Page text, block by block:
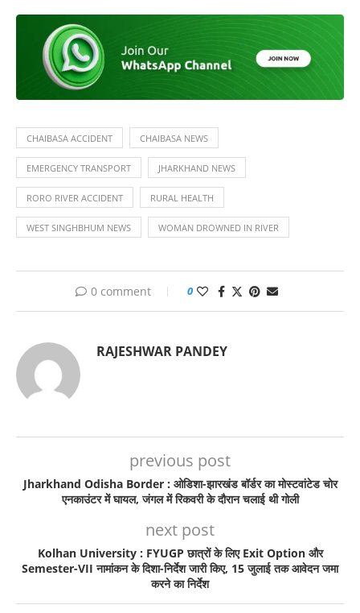
CHAIBASA ACCIDENT CHAIBASA NEWS
EMERGENCY TRANSPORT JHARKHAND NEWS
RORO RIVER ACCIDENT RURAL HEALTH
WEST SINGHBHUM NEWS WOMAN DROWNED IN RIVER
0 comment 0
RAJESHWAR PANDEY
previous post
Jharkhand Odisha Border : ओडिशा-झारखंड बॉर्डर का मोस्टवांटेड चोर
एनकाउंटर में घायल, जंगल में रिकवरी के दौरान चलाई थी गोली
next post
Kolhan University : FYUGP छात्रों के लिए Exit Option और
Semester-VII नामांकन के दिशा-निर्देश जारी किए, 15 जुलाई तक आवेदन जमा
करने का निर्देश